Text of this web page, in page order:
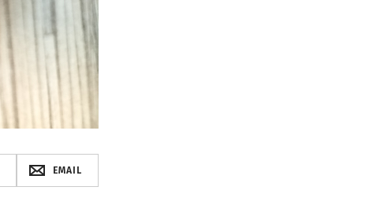
EMAIL